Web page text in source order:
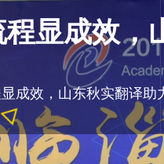
显成效
成效，山东秋实翻译助